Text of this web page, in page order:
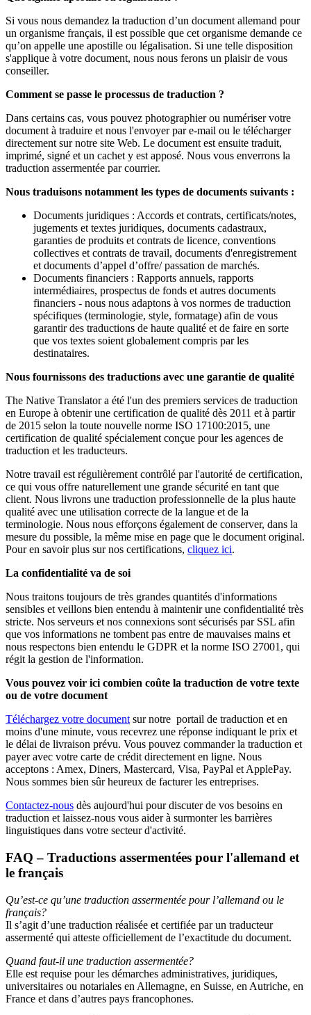
Si vous nous demandez la traduction d’un document allemand pour
un organisme français, il est possible que cet organisme demande ce
qu’on appelle une apostille ou légalisation. Si une telle disposition
s'applique à votre document, nous nous ferons un plaisir de vous
conseiller.
Comment se passe le processus de traduction ?
Dans certains cas, vous pouvez photographier ou numériser votre
document à traduire et nous l'envoyer par e-mail ou le télécharger
directement sur notre site Web. Le document est ensuite traduit,
imprimé, signé et un cachet y est apposé. Nous vous enverrons la
traduction assermentée par courrier.
Nous traduisons notamment les types de documents suivants :
Documents juridiques : Accords et contrats, certificats/notes,
jugements et textes juridiques, documents cadastraux,
garanties de produits et contrats de licence, conventions
collectives et contrats de travail, documents d'enregistrement
et documents d’appel d’offre/ passation de marchés.
Documents financiers : Rapports annuels, rapports
intermédiaires, prospectus de fonds et autres documents
financiers - nous nous adaptons à vos normes de traduction
spécifiques (terminologie, style, formatage) afin de vous
garantir des traductions de haute qualité et de faire en sorte
que vos textes soient globalement compris par les
destinataires.
Nous fournissons des traductions avec une garantie de qualité
The Native Translator a été l'un des premiers services de traduction
en Europe à obtenir une certification de qualité dès 2011 et à partir
de 2015 selon la toute nouvelle norme ISO 17100:2015, une
certification de qualité spécialement conçue pour les agences de
traduction et les traducteurs.
Notre travail est régulièrement contrôlé par l'autorité de certification,
ce qui vous offre naturellement une grande sécurité en tant que
client. Nous livrons une traduction professionnelle de la plus haute
qualité avec une utilisation correcte de la langue et de la
terminologie. Nous nous efforçons également de conserver, dans la
mesure du possible, la même mise en page que le document original.
Pour en savoir plus sur nos certifications, cliquez ici.
La confidentialité va de soi
Nous traitons toujours de très grandes quantités d'informations
sensibles et veillons bien entendu à maintenir une confidentialité très
stricte. Nos serveurs et nos connexions sont sécurisés par SSL afin
que vos informations ne tombent pas entre de mauvaises mains et
nous respectons bien entendu le GDPR et la norme ISO 27001, qui
régit la gestion de l'information.
Vous pouvez voir ici combien coûte la traduction de votre texte
ou de votre document
Téléchargez votre document sur notre portail de traduction et en
moins d'une minute, vous recevrez une réponse indiquant le prix et
le délai de livraison prévu. Vous pouvez commander la traduction et
payer avec votre carte de crédit directement en ligne. Nous
acceptons : Amex, Diners, Mastercard, Visa, PayPal et ApplePay.
Nous sommes bien sûr heureux de facturer les entreprises.
Contactez-nous dès aujourd'hui pour discuter de vos besoins en
traduction et laissez-nous vous aider à surmonter les barrières
linguistiques dans votre secteur d'activité.
FAQ – Traductions assermentées pour l'allemand et
le français
Qu’est-ce qu’une traduction assermentée pour l’allemand ou le
français?
Il s’agit d’une traduction réalisée et certifiée par un traducteur
assermenté qui atteste officiellement de l’exactitude du document.
Quand faut-il une traduction assermentée?
Elle est requise pour les démarches administratives, juridiques,
universitaires ou notariales en Allemagne, en Suisse, en Autriche, en
France et dans d’autres pays francophones.